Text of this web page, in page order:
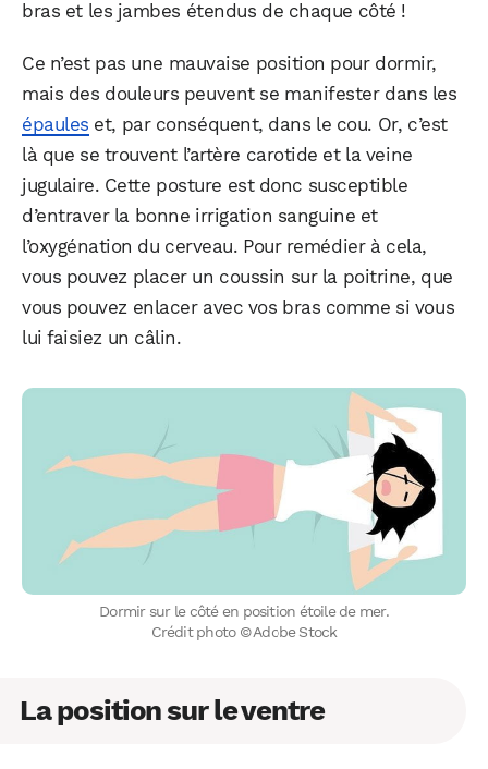
bras et les jambes étendus de chaque côté !
Ce n’est pas une mauvaise position pour dormir,
mais des douleurs peuvent se manifester dans les
épaules et, par conséquent, dans le cou. Or, c’est
là que se trouvent l’artère carotide et la veine
jugulaire. Cette posture est donc susceptible
d’entraver la bonne irrigation sanguine et
l’oxygénation du cerveau. Pour remédier à cela,
vous pouvez placer un coussin sur la poitrine, que
vous pouvez enlacer avec vos bras comme si vous
lui faisiez un câlin.
Dormir sur le côté en position étoile de mer.
Crédit photo © Adobe Stock
La position sur le ventre